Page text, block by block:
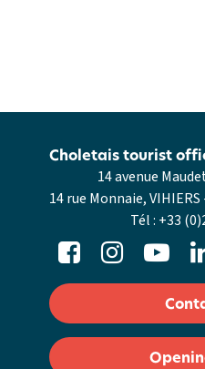
14 avenue
14 rue Monnaie, VIHIERS
Tél : +33
Choletais tourist